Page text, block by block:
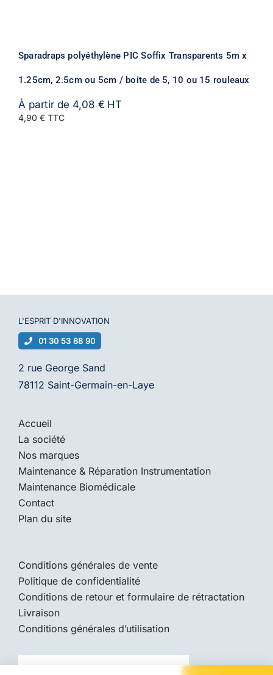
Sparadraps polyéthylène PIC Soffix Transparents 5m x
1.25cm, 2.5cm ou 5cm / boite de 5, 10 ou 15 rouleaux
À partir de 4,08 € HT
4,90 € TTC
L'ESPRIT D'INNOVATION
01 30 53 88 90
2 rue George Sand
78112 Saint-Germain-en-Laye
Accueil
La société
Nos marques
Maintenance & Réparation Instrumentation
Maintenance Biomédicale
Contact
Plan du site
Conditions générales de vente
Politique de confidentialité
Conditions de retour et formulaire de rétractation
Livraison
Conditions générales d’utilisation